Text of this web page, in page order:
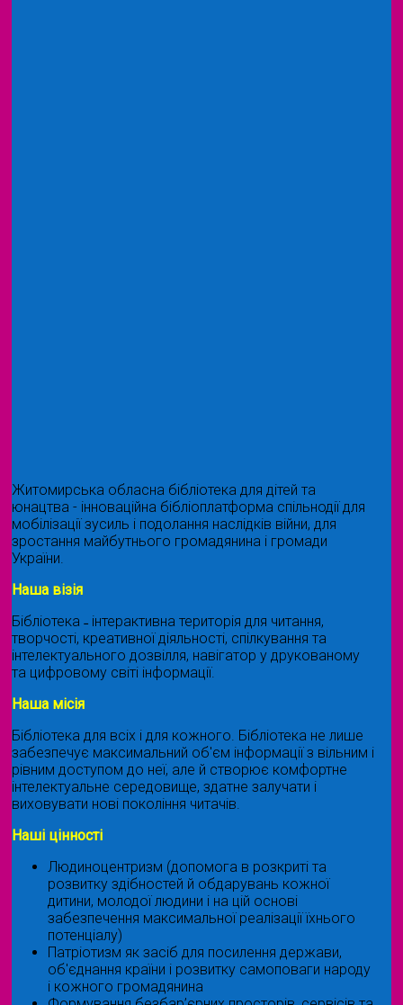
Житомирська обласна бібліотека для дітей та
юнацтва - інноваційна бібліоплатформа спільнодії для
мобілізації зусиль і подолання наслідків війни, для
зростання майбутнього громадянина і громади
України.
Наша візія
Бібліотека ˗ інтерактивна територія для читання,
творчості, креативної діяльності, спілкування та
інтелектуального дозвілля, навігатор у друкованому
та цифровому світі інформації.
Наша місія
Бібліотека для всіх і для кожного. Бібліотека не лише
забезпечує максимальний об'єм інформації з вільним і
рівним доступом до неї, але й створює комфортне
інтелектуальне середовище, здатне залучати і
виховувати нові покоління читачів.
Наші цінності
Людиноцентризм (допомога в розкриті та
розвитку здібностей й обдарувань кожної
дитини, молодої людини і на цій основі
забезпечення максимальної реалізації їхнього
потенціалу)
Патріотизм як засіб для посилення держави,
об'єднання країни і розвитку самоповаги народу
і кожного громадянина